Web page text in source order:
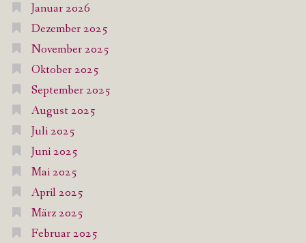
Januar 2026
Dezember 2025
November 2025
Oktober 2025
September 2025
August 2025
Juli 2025
Juni 2025
Mai 2025
April 2025
März 2025
Februar 2025